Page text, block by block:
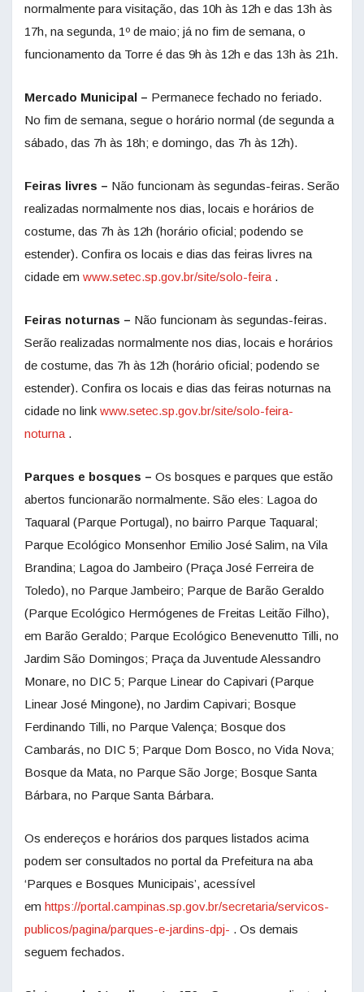
normalmente para visitação, das 10h às 12h e das 13h às
17h, na segunda, 1º de maio; já no fim de semana, o
funcionamento da Torre é das 9h às 12h e das 13h às 21h.
Mercado Municipal – Permanece fechado no feriado.
No fim de semana, segue o horário normal (de segunda a
sábado, das 7h às 18h; e domingo, das 7h às 12h).
Feiras livres – Não funcionam às segundas-feiras. Serão
realizadas normalmente nos dias, locais e horários de
costume, das 7h às 12h (horário oficial; podendo se
estender). Confira os locais e dias das feiras livres na
cidade em www.setec.sp.gov.br/site/solo-feira .
Feiras noturnas – Não funcionam às segundas-feiras.
Serão realizadas normalmente nos dias, locais e horários
de costume, das 7h às 12h (horário oficial; podendo se
estender). Confira os locais e dias das feiras noturnas na
cidade no link www.setec.sp.gov.br/site/solo-feira-
noturna .
Parques e bosques – Os bosques e parques que estão
abertos funcionarão normalmente. São eles: Lagoa do
Taquaral (Parque Portugal), no bairro Parque Taquaral;
Parque Ecológico Monsenhor Emilio José Salim, na Vila
Brandina; Lagoa do Jambeiro (Praça José Ferreira de
Toledo), no Parque Jambeiro; Parque de Barão Geraldo
(Parque Ecológico Hermógenes de Freitas Leitão Filho),
em Barão Geraldo; Parque Ecológico Benevenutto Tilli, no
Jardim São Domingos; Praça da Juventude Alessandro
Monare, no DIC 5; Parque Linear do Capivari (Parque
Linear José Mingone), no Jardim Capivari; Bosque
Ferdinando Tilli, no Parque Valença; Bosque dos
Cambarás, no DIC 5; Parque Dom Bosco, no Vida Nova;
Bosque da Mata, no Parque São Jorge; Bosque Santa
Bárbara, no Parque Santa Bárbara.
Os endereços e horários dos parques listados acima
podem ser consultados no portal da Prefeitura na aba
‘Parques e Bosques Municipais’, acessível
em https://portal.campinas.sp.gov.br/secretaria/servicos-
publicos/pagina/parques-e-jardins-dpj- . Os demais
seguem fechados.